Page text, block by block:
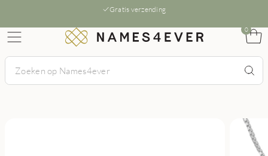
Gratis verzending
0